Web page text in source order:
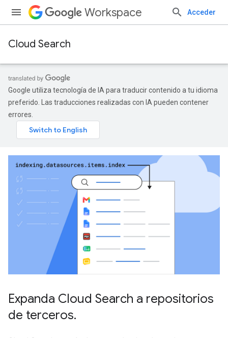
Workspace Acceder
Cloud Search
Google utiliza tecnología de IA para traducir contenido a tu idioma
preferido. Las traducciones realizadas con IA pueden contener
errores.
Expanda Cloud Search a repositorios
de terceros.